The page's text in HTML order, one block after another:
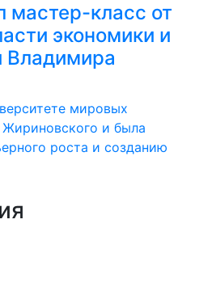
мастер-класс от
экономики и
Владимира
мировых
и была
роста и созданию